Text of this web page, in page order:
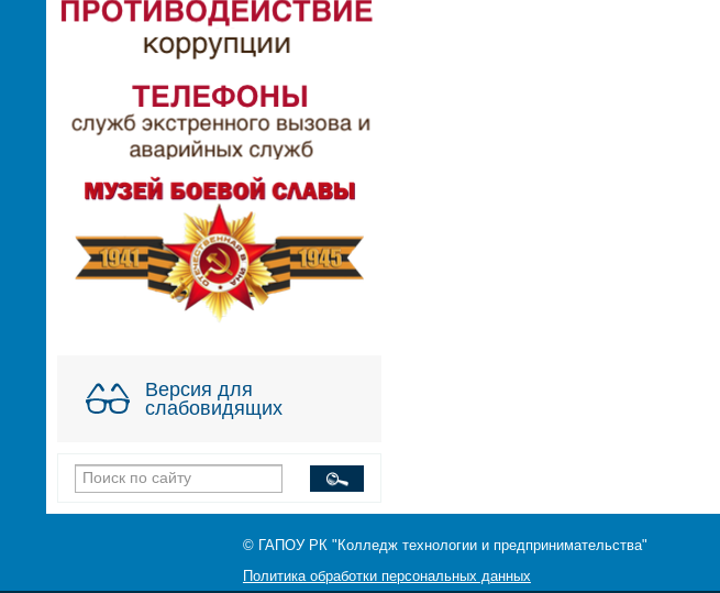
Версия для
слабовидящих
© ГАПОУ РК "Колледж технологии и предпринимательства"
Политика обработки персональных данных